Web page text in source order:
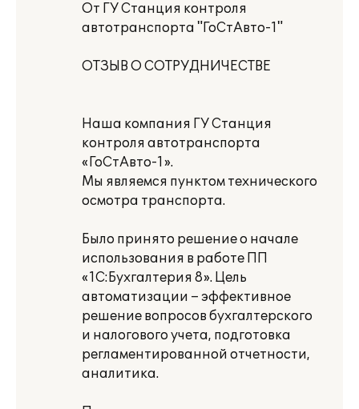
От ГУ Станция контроля
автотранспорта "ГоСтАвто-1"
ОТЗЫВ О СОТРУДНИЧЕСТВЕ
Наша компания ГУ Станция
контроля автотранспорта
«ГоСтАвто-1».
Мы являемся пунктом технического
осмотра транспорта.
Было принято решение о начале
использования в работе ПП
«1С:Бухгалтерия 8». Цель
автоматизации – эффективное
решение вопросов бухгалтерского
и налогового учета, подготовка
регламентированной отчетности,
аналитика.